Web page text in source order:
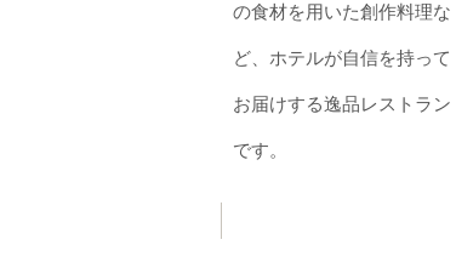
の食材を用いた創作料理な
ど、ホテルが自信を持って
お届けする逸品レストラン
です。